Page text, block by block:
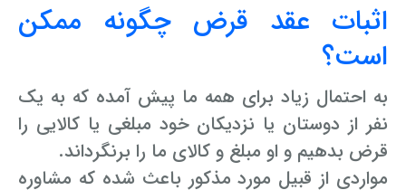
اثبات عقد قرض چگونه ممکن
است؟
به احتمال زیاد برای همه ما پیش آمده که به یک
نفر از دوستان یا نزدیکان خود مبلغی یا کالایی را
قرض بدهیم و او مبلغ و کالای ما را برنگرداند.
مواردی از قبیل مورد مذکور باعث شده که مشاوره